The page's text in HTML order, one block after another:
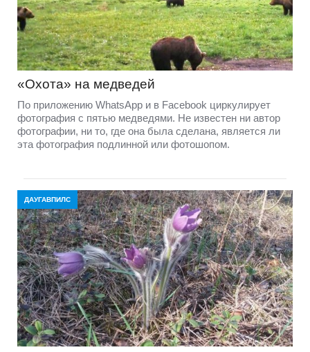
«Охота» на медведей
По приложению WhatsApp и в Facebook циркулирует
фотография с пятью медведями. Не известен ни автор
фотографии, ни то, где она была сделана, является ли
эта фотография подлинной или фотошопом.
ДАУГАВПИЛС